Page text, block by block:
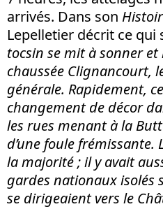
arrivés. Dans son
Lepelletier décrit ce qui
tocsin se mit à sonner et
chaussée Clignancourt,
générale. Rapidement,
changement de décor
les rues menant à la
d’une foule
la majorité ; il y avait
gardes nationaux isolés
se dirigeaient vers le